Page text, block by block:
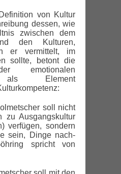
von Kultur
dessen, wie
zwischen dem
den Kulturen,
er vermittelt, im
sollte, betont die
emotionalen
als Element
soll nicht
zu Ausgangskultur
verfügen, sondern
sein, Dinge nach-
spricht von